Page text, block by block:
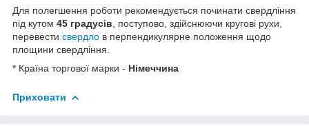
Для полегшення роботи рекомендується починати свердління
під кутом 45 градусів , поступово, здійснюючи кругові рухи,
перевести свердло в перпендикулярне положення щодо
площини свердління.
* Країна торгової марки - Німеччина
Приховати